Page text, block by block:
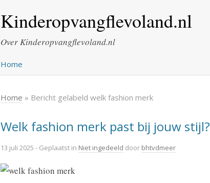
Kinderopvangflevoland.nl
Over Kinderopvangflevoland.nl
Home
Home » Bericht gelabeld welk fashion merk
Welk fashion merk past bij jouw stijl?
13 juli 2025 - Geplaatst in Niet ingedeeld door bhtvdmeer